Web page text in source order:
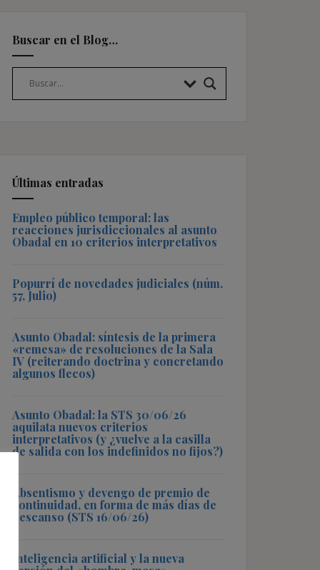
Buscar en el Blog…
Últimas entradas
Empleo público temporal: las
reacciones jurisdiccionales al asunto
Obadal en 10 criterios interpretativos
Popurrí de novedades judiciales (núm.
57, Julio)
Asunto Obadal: síntesis de la primera
«remesa» de resoluciones de la Sala
IV (reiterando doctrina y concretando
algunos flecos)
Asunto Obadal: la STS 30/06/26
aquilata nuevos criterios
interpretativos (y ¿vuelve a la casilla
de salida con los indefinidos no fijos?)
Absentismo y devengo de premio de
continuidad, en forma de más días de
descanso (STS 16/06/26)
Inteligencia artificial y la nueva